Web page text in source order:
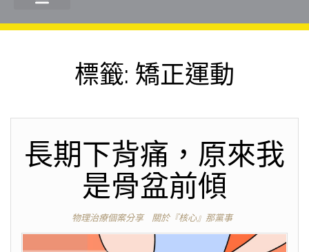
標籤: 矯正運動
長期下背痛，原來我
是骨盆前傾
物理治療個案分享 關於『核心』那黨事